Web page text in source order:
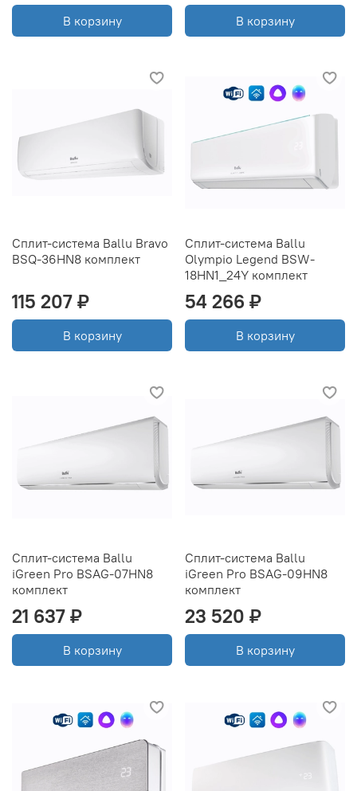
В корзину В корзину
Сплит-система Ballu Bravo
BSQ-36HN8 комплект
115 207 ₽
В корзину
Сплит-система Ballu
Olympio Legend BSW-
18HN1_24Y комплект
54 266 ₽
В корзину
Сплит-система Ballu
iGreen Pro BSAG-07HN8
комплект
21 637 ₽
В корзину
Сплит-система Ballu
iGreen Pro BSAG-09HN8
комплект
23 520 ₽
В корзину